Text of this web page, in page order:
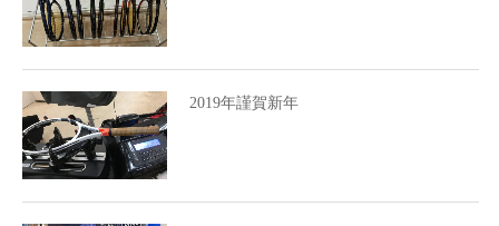
2019年謹賀新年